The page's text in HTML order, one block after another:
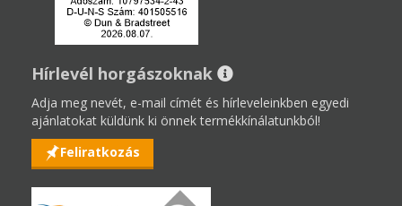
Hírlevél horgászoknak
Adja meg nevét, e-mail címét és hírleveleinkben egyedi
ajánlatokat küldünk ki önnek termékkínálatunkból!
Feliratkozás